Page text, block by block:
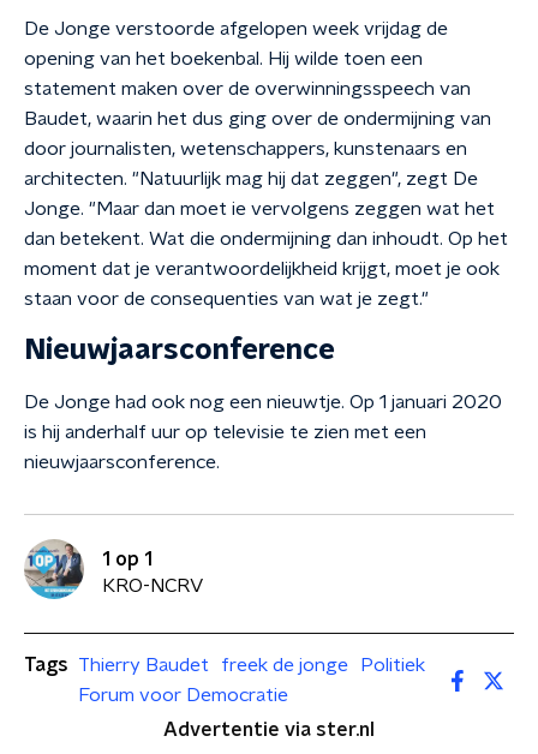
De Jonge verstoorde afgelopen week vrijdag de
opening van het boekenbal. Hij wilde toen een
statement maken over de overwinningsspeech van
Baudet, waarin het dus ging over de ondermijning van
door journalisten, wetenschappers, kunstenaars en
architecten. "Natuurlijk mag hij dat zeggen", zegt De
Jonge. "Maar dan moet ie vervolgens zeggen wat het
dan betekent. Wat die ondermijning dan inhoudt. Op het
moment dat je verantwoordelijkheid krijgt, moet je ook
staan voor de consequenties van wat je zegt."
Nieuwjaarsconference
De Jonge had ook nog een nieuwtje. Op 1 januari 2020
is hij anderhalf uur op televisie te zien met een
nieuwjaarsconference.
1 op 1
KRO-NCRV
Tags Thierry Baudet freek de jonge
Politiek
Forum voor Democratie
Advertentie via ster.nl